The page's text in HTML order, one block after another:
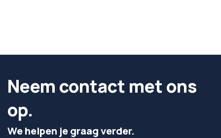
Neem contact met ons
op.
We helpen je graag verder.